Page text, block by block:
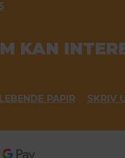
KAN
PAPIR SKRIV